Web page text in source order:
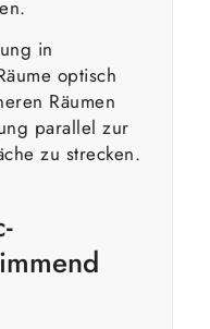
in
optisch
Räumen
parallel zur
zu strecken.